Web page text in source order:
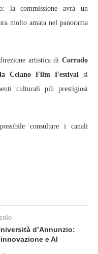
la commissione avrà un
molto amata nel panorama
artistica di Corrado
Celano Film Festival si
culturali più prestigiosi
consultare i canali
d’Annunzio:
e AI